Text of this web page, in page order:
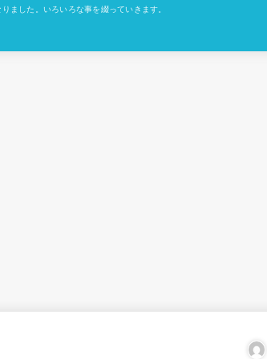
ました。いろいろな事を綴っていきます。